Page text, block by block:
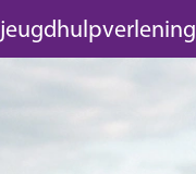
jeugdhulpverlening